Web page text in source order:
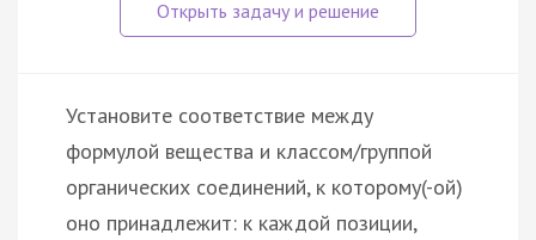
Установите соответствие между
формулой вещества и классом/группой
органических соединений, к которому(-ой)
оно принадлежит: к каждой позиции,